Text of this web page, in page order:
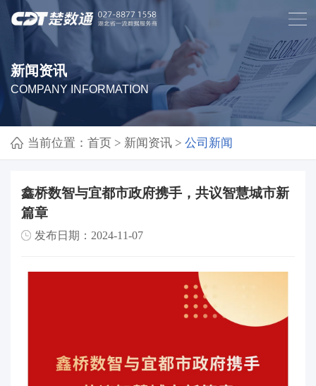
新闻资讯
COMPANY INFORMATION
当前位置： 首页> 新闻资讯> 公司新闻
鑫桥数智与宜都市政府携手，共议智慧城市新
篇章
发布日期：2024-11-07